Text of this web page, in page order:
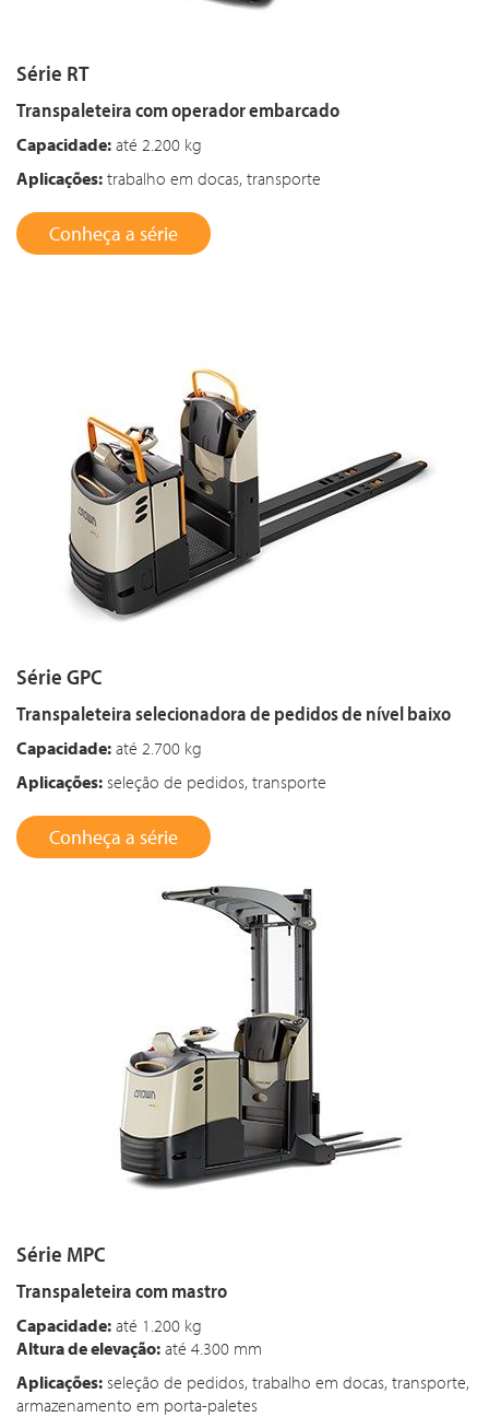
Série RT
Transpaleteira com operador embarcado
Capacidade: até 2.200 kg
Aplicações: trabalho em docas, transporte
Conheça a série
Série GPC
Transpaleteira selecionadora de pedidos de nível baixo
Capacidade: até 2.700 kg
Aplicações: seleção de pedidos, transporte
Conheça a série
Série MPC
Transpaleteira com mastro
Capacidade: até 1.200 kg
Altura de elevação: até 4.300 mm
Aplicações: seleção de pedidos, trabalho em docas, transporte,
armazenamento em porta-paletes